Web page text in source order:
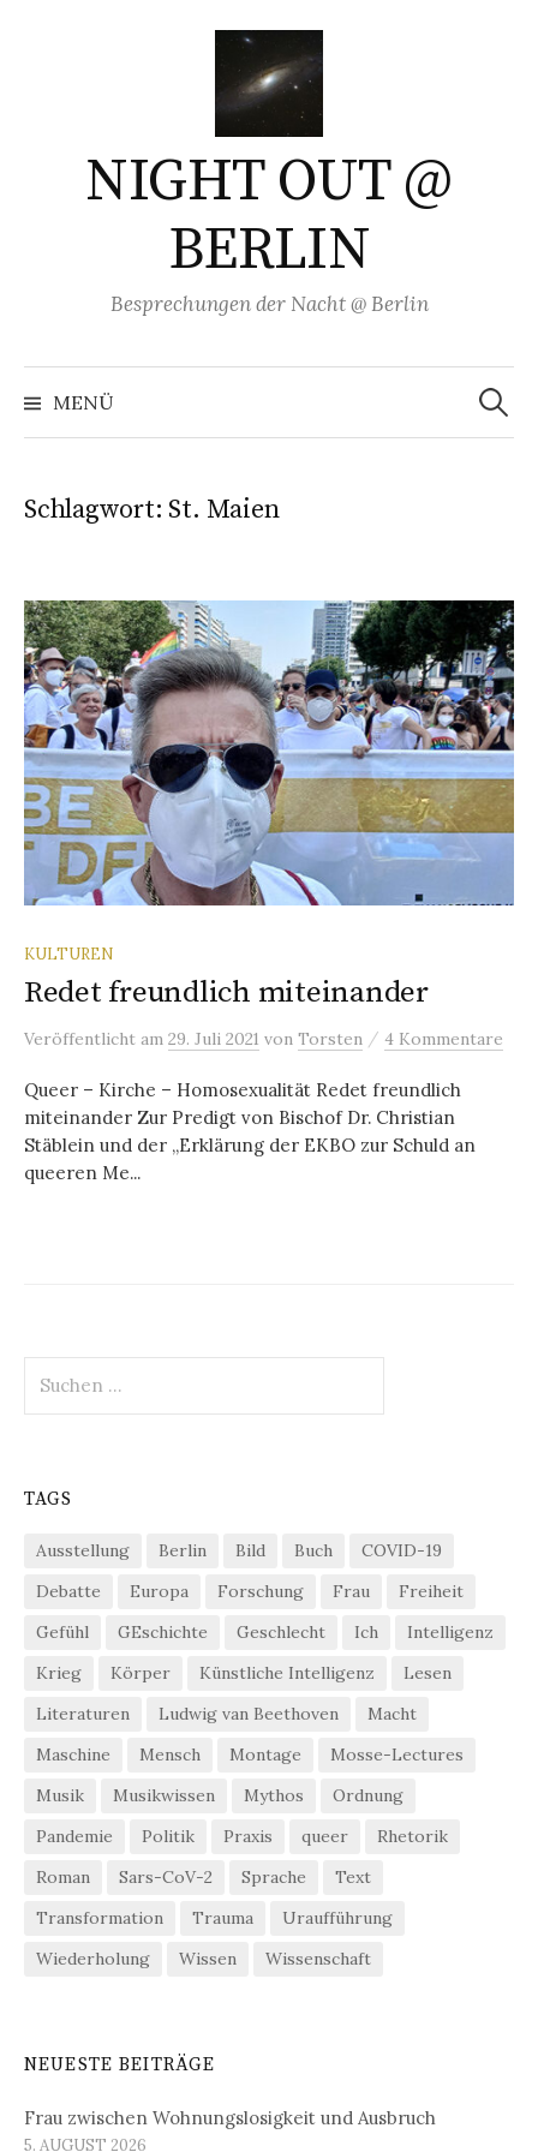
NIGHT OUT @
BERLIN
Besprechungen der Nacht @ Berlin
MENÜ
Suchen
nach:
Schlagwort: St. Maien
KULTUREN
Redet freundlich miteinander
Veröffentlicht am 29. Juli 2021 von Torsten / 4 Kommentare
Queer – Kirche – Homosexualität Redet freundlich
miteinander Zur Predigt von Bischof Dr. Christian
Stäblein und der „Erklärung der EKBO zur Schuld an
queeren Me...
nach:
TAGS
Ausstellung Berlin Bild Buch
COVID-19
Debatte
Europa Forschung Frau
Freiheit
Gefühl
GEschichte Geschlecht Ich
Intelligenz
Krieg
Körper Künstliche Intelligenz
Lesen
Literaturen
Ludwig van Beethoven
Macht
Maschine
Mensch Montage
Mosse-Lectures
Musik
Musikwissen Mythos
Ordnung
Pandemie
Politik Praxis queer
Rhetorik
Roman
Sars-CoV-2 Sprache
Text
Transformation
Trauma
Uraufführung
Wiederholung
Wissen Wissenschaft
NEUESTE BEITRÄGE
Frau zwischen Wohnungslosigkeit und Ausbruch
5. AUGUST 2026